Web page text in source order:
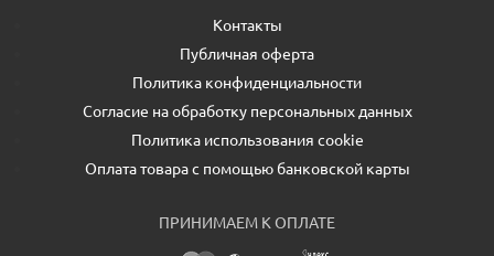
Контакты
Публичная оферта
Политика конфиденциальности
Согласие на обработку персональных данных
Политика использования cookie
Оплата товара с помощью банковской карты
ПРИНИМАЕМ К ОПЛАТЕ